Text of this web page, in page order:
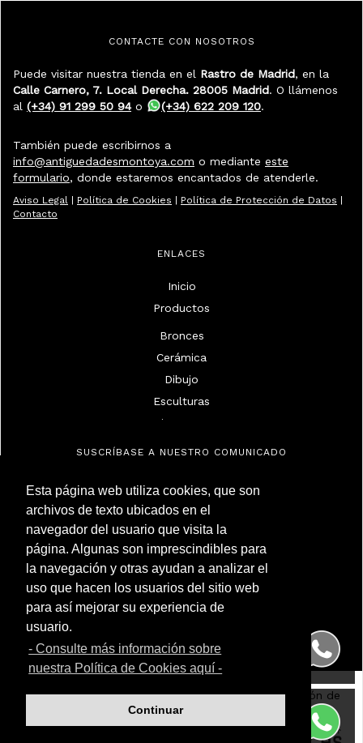
Esta página web utiliza cookies, que son
archivos de texto ubicados en el
navegador del usuario que visita la
página. Algunas son imprescindibles para
la navegación y otras ayudan a analizar el
uso que hacen los usuarios del sitio web
para así mejorar su experiencia de
usuario.
- Consulte más información sobre
nuestra Política de Cookies aquí -
Continuar
CONTACTE CON NOSOTROS
Puede visitar nuestra tienda en el Rastro de Madrid, en la
Calle Carnero, 7. Local Derecha. 28005 Madrid. O llámenos
al (+34) 91 299 50 94o (+34) 622 209 120.
También puede escribirnos a
info@antiguedadesmontoya.com o mediante este
formulario, donde estaremos encantados de atenderle.
Aviso Legal Política de Cookies Política de Protección de Datos
Contacto
ENLACES
Inicio
Productos
Bronces
Cerámica
Dibujo
Esculturas
Espejos Y Marcos
Militaria
Muebles
Objetos
Pintura De Alta Época
Pintura Del Siglo Xix
Porcelana
Relojes
Vidrio
SUSCRÍBASE A NUESTRO COMUNICADO
Antigüedades Montoya
NIF 50.230.095G
Calle Carnero, 7. Local Derecha
28005 Madrid (España)
Teléfono(+34) 91 299 50 94
Aviso Legal|Política de Cookies|Política de Protección de